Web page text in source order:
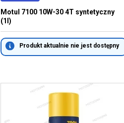
Motul 7100 10W-30 4T syntetyczny
(1l)
Produkt aktualnie nie jest dostępny